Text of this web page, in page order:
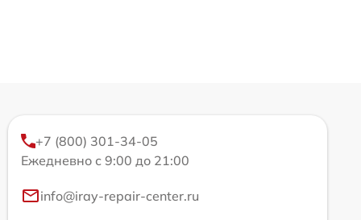
+7 (800) 301-34-05
Ежедневно с 9:00 до 21:00
info@iray-repair-center.ru